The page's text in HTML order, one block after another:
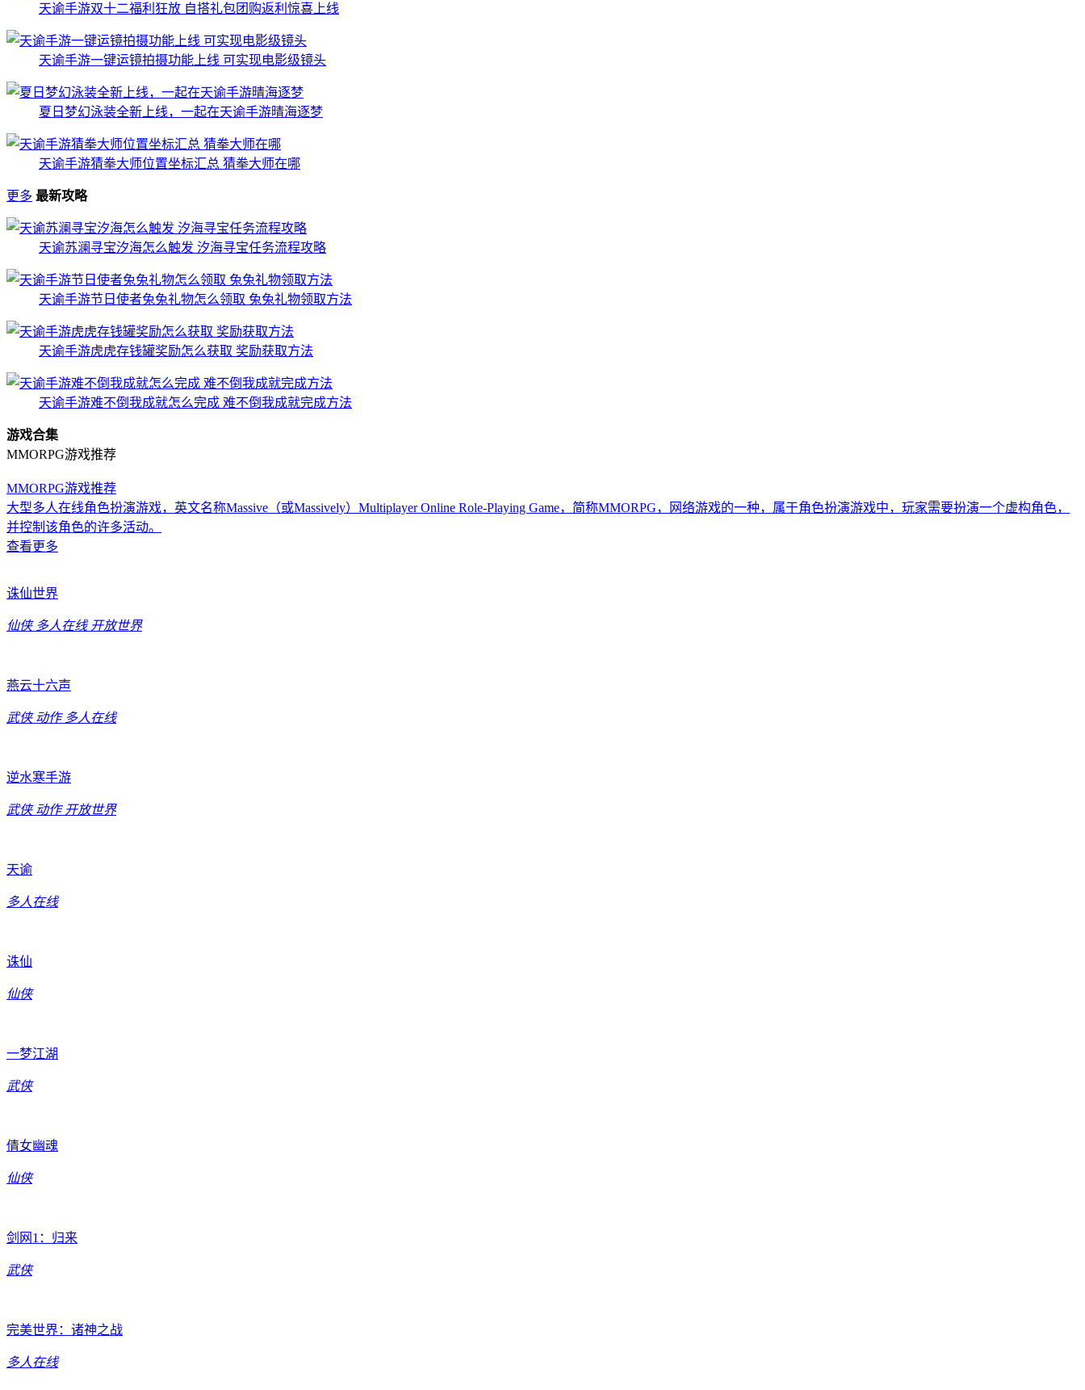
天谕手游双十二福利狂放 自搭礼包团购返利惊喜上线
天谕手游一键运镜拍摄功能上线 可实现电影级镜头
夏日梦幻泳装全新上线，一起在天谕手游晴海逐梦
天谕手游猜拳大师位置坐标汇总 猜拳大师在哪
更多 最新攻略
天谕苏澜寻宝汐海怎么触发 汐海寻宝任务流程攻略
天谕手游节日使者兔兔礼物怎么领取 兔兔礼物领取方法
天谕手游虎虎存钱罐奖励怎么获取 奖励获取方法
天谕手游难不倒我成就怎么完成 难不倒我成就完成方法
游戏合集
MMORPG游戏推荐
MMORPG游戏推荐
大型多人在线角色扮演游戏，英文名称Massive（或Massively）Multiplayer Online Role-Playing Game，简称MMORPG，网络游戏的一种，属于角色扮演游戏中，玩家需要扮演一个虚构角色，
并控制该角色的许多活动。
查看更多
诛仙世界
仙侠 多人在线 开放世界
燕云十六声
武侠 动作 多人在线
逆水寒手游
武侠 动作 开放世界
天谕
多人在线
诛仙
仙侠
一梦江湖
武侠
倩女幽魂
仙侠
剑网1：归来
武侠
完美世界：诸神之战
多人在线